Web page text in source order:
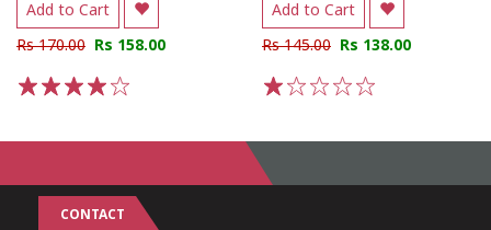
Add to Cart
Rs 170.00 Rs 158.00
Add to Cart
Rs 145.00 Rs 138.00
CONTACT